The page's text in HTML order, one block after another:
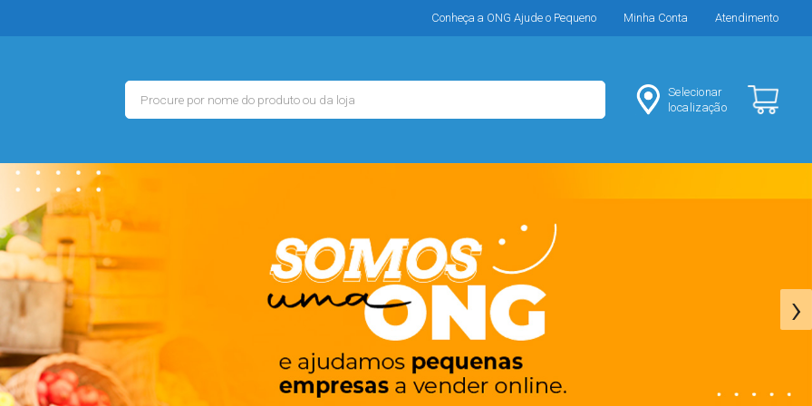
Conheça a ONG Ajude o Pequeno Minha Conta Atendimento
Selecionar
localização
›